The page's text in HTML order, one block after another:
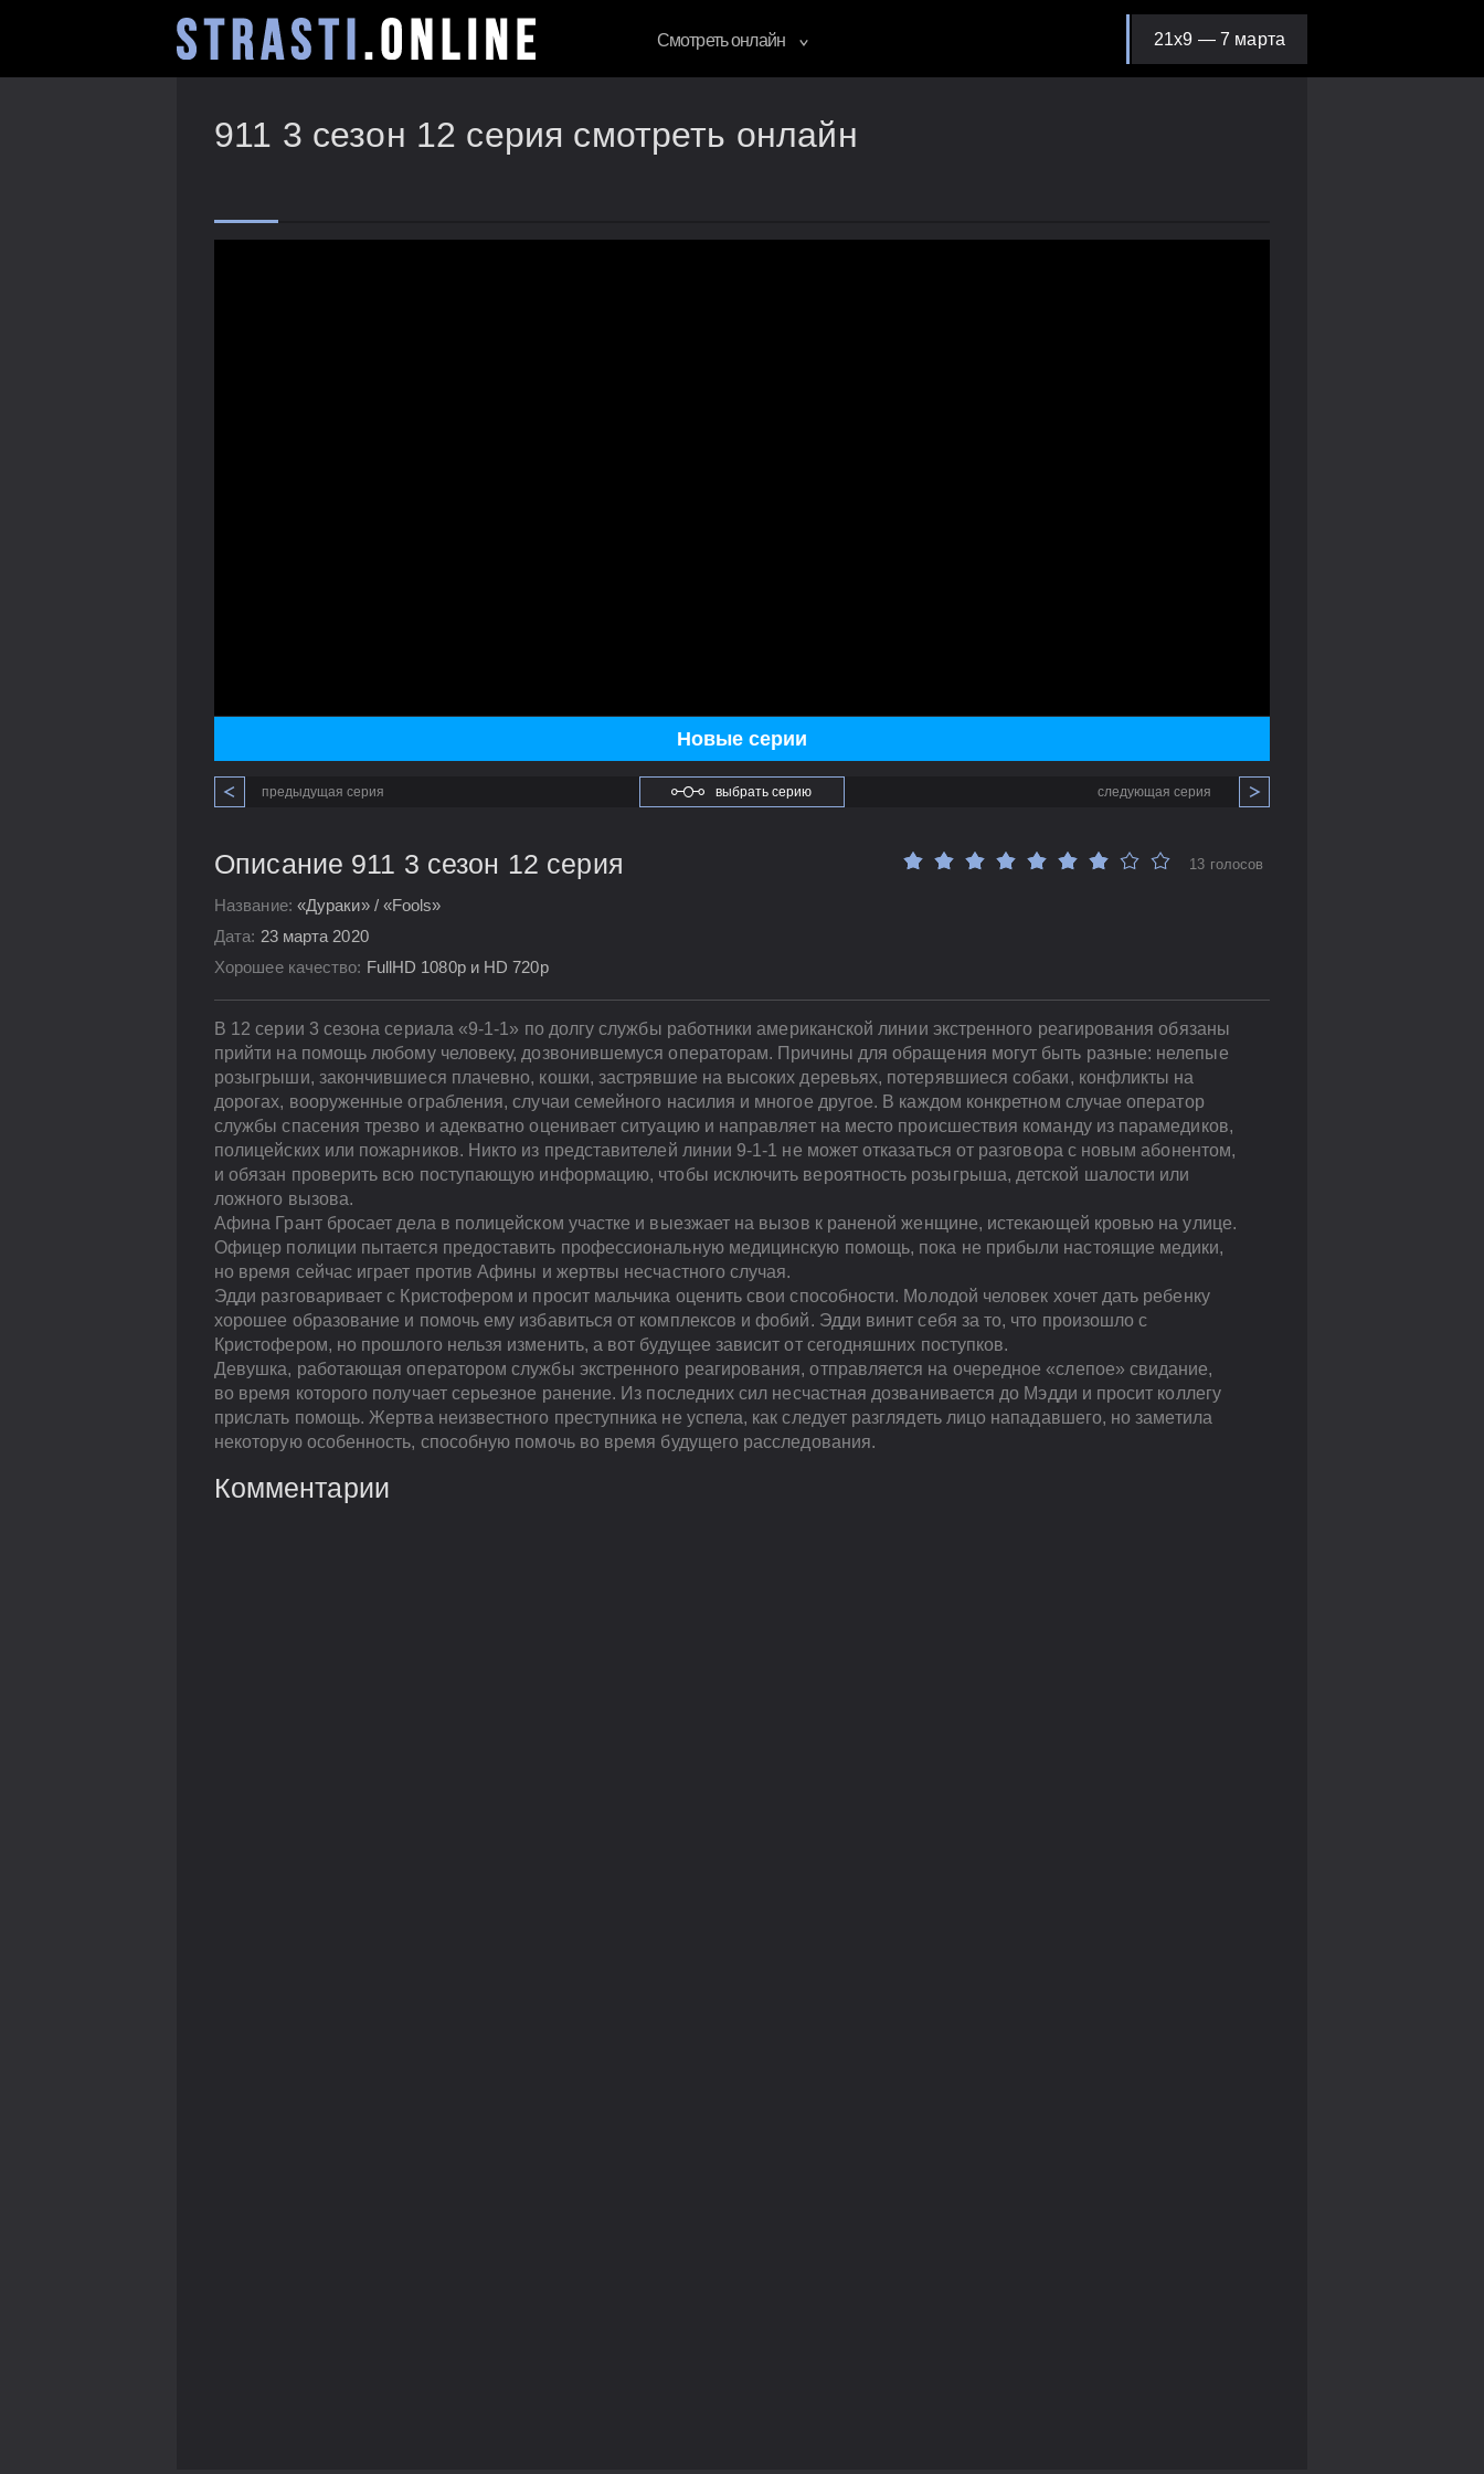
Смотреть онлайн 21х9 — 7 марта
911 3 сезон 12 серия смотреть онлайн
Новые серии
предыдущая серия выбрать серию следующая серия
Описание 911 3 сезон 12 серия
Название: «Дураки» / «Fools»
Дата: 23 марта 2020
Хорошее качество: FullHD 1080p и HD 720p
13 голосов
В 12 серии 3 сезона сериала «9-1-1» по долгу службы работники американской линии экстренного реагирования обязаны
прийти на помощь любому человеку, дозвонившемуся операторам. Причины для обращения могут быть разные: нелепые
розыгрыши, закончившиеся плачевно, кошки, застрявшие на высоких деревьях, потерявшиеся собаки, конфликты на
дорогах, вооруженные ограбления, случаи семейного насилия и многое другое. В каждом конкретном случае оператор
службы спасения трезво и адекватно оценивает ситуацию и направляет на место происшествия команду из парамедиков,
полицейских или пожарников. Никто из представителей линии 9-1-1 не может отказаться от разговора с новым абонентом,
и обязан проверить всю поступающую информацию, чтобы исключить вероятность розыгрыша, детской шалости или
ложного вызова.
Афина Грант бросает дела в полицейском участке и выезжает на вызов к раненой женщине, истекающей кровью на улице.
Офицер полиции пытается предоставить профессиональную медицинскую помощь, пока не прибыли настоящие медики,
но время сейчас играет против Афины и жертвы несчастного случая.
Эдди разговаривает с Кристофером и просит мальчика оценить свои способности. Молодой человек хочет дать ребенку
хорошее образование и помочь ему избавиться от комплексов и фобий. Эдди винит себя за то, что произошло с
Кристофером, но прошлого нельзя изменить, а вот будущее зависит от сегодняшних поступков.
Девушка, работающая оператором службы экстренного реагирования, отправляется на очередное «слепое» свидание,
во время которого получает серьезное ранение. Из последних сил несчастная дозванивается до Мэдди и просит коллегу
прислать помощь. Жертва неизвестного преступника не успела, как следует разглядеть лицо нападавшего, но заметила
некоторую особенность, способную помочь во время будущего расследования.
Комментарии